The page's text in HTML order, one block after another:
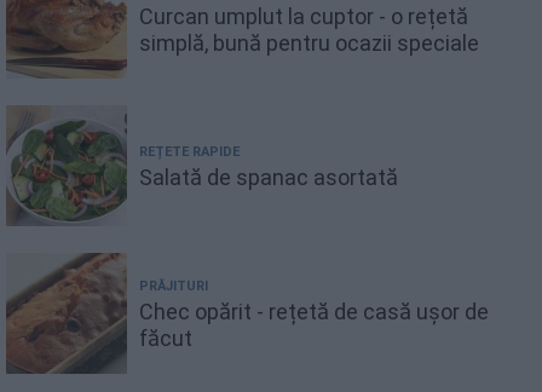
Curcan umplut la cuptor - o rețetă
simplă, bună pentru ocazii speciale
REȚETE RAPIDE
Salată de spanac asortată
PRĂJITURI
Chec opărit - rețetă de casă ușor de
făcut